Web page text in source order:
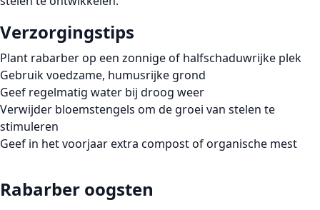
Verzorgingstips
Plant rabarber op een zonnige of halfschaduwrijke plek
Gebruik voedzame, humusrijke grond
Geef regelmatig water bij droog weer
Verwijder bloemstengels om de groei van stelen te
stimuleren
Geef in het voorjaar extra compost of organische mest
Rabarber oogsten